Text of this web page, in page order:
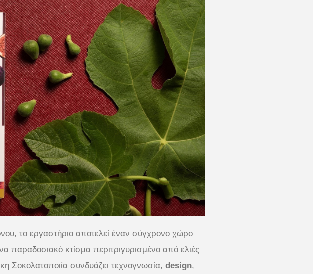
το εργαστήριο αποτελεί έναν σύγχρονο χώρο
παραδοσιακό κτίσμα περιτριγυρισμένο από ελιές
Σοκολατοποιία συνδυάζει τεχνογνωσία, design,